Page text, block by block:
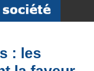
: les